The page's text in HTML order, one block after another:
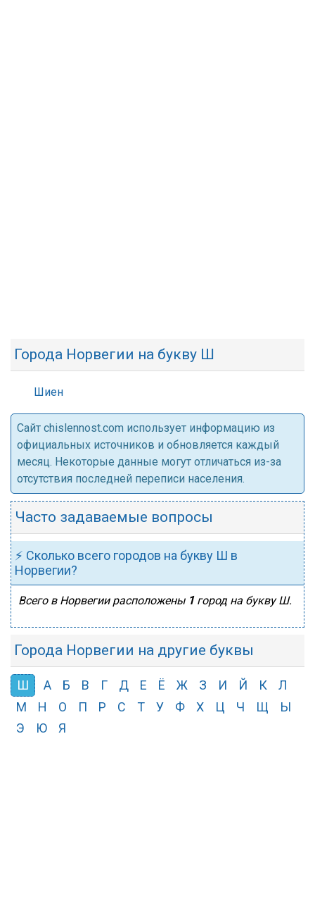
Города Норвегии на букву Ш
Шиен
Cайт chislennost.com использует информацию из
официальных источников и обновляется каждый
месяц. Некоторые данные могут отличаться из-за
отсутствия последней переписи населения.
Часто задаваемые вопросы
⚡ Сколько всего городов на букву Ш в
Норвегии?
Всего в Норвегии расположены 1город на букву Ш.
Города Норвегии на другие буквы
Ш А Б В Г Д Е Ё Ж З И Й К
Л
М
Н О П Р С Т У Ф Х Ц Ч Щ
Ы
Э
Ю Я